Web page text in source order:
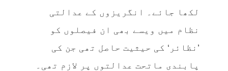
لکھا جائے۔ انگریزوں کے عدالتی
نظام میں ویسے بھی ان فیصلوں کو
’نظائر‘ کی حیثیت حاصل تھی جن کی
پابندی ماتحت عدالتوں پر لازم تھی۔